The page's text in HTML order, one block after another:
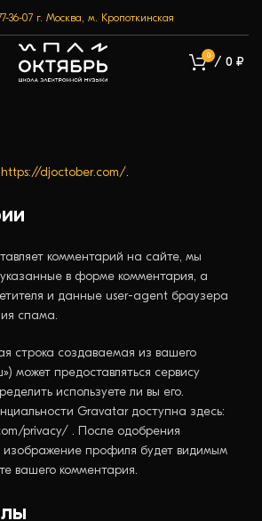
36-07 г. Москва, м. Кропоткинская
0 / 0 ₽
https://djoctober.com/.
комментарий на сайте, мы
в форме комментария, а
и данные user-agent браузера
спама.
строка создаваемая из вашего
может предоставляться сервису
используете ли вы его.
Gravatar доступна здесь:
privacy/ . После одобрения
профиля будет видимым
вашего комментария.